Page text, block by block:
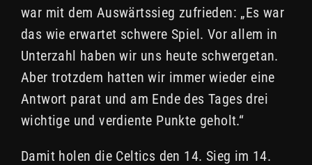
war mit dem Auswärtssieg zufrieden: „Es war
das wie erwartet schwere Spiel. Vor allem in
Unterzahl haben wir uns heute schwergetan.
Aber trotzdem hatten wir immer wieder eine
Antwort parat und am Ende des Tages drei
wichtige und verdiente Punkte geholt.“
Damit holen die Celtics den 14. Sieg im 14.